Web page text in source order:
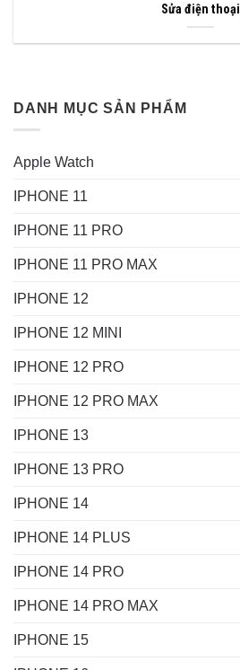
Sửa điện thoại
DANH MỤC SẢN PHẨM
Apple Watch
IPHONE 11
IPHONE 11 PRO
IPHONE 11 PRO MAX
IPHONE 12
IPHONE 12 MINI
IPHONE 12 PRO
IPHONE 12 PRO MAX
IPHONE 13
IPHONE 13 PRO
IPHONE 14
IPHONE 14 PLUS
IPHONE 14 PRO
IPHONE 14 PRO MAX
IPHONE 15